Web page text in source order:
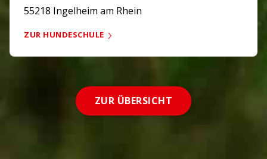
55218 Ingelheim am Rhein
ZUR HUNDESCHULE
ZUR ÜBERSICHT